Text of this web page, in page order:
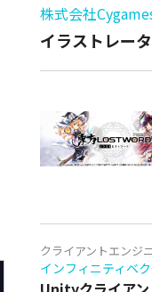
株式会社
イラストレー
クライアントエンジ
インフィニティベ